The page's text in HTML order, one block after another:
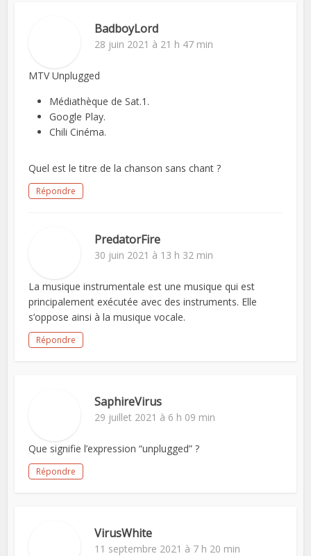
BadboyLord
28 juin 2021 à 21 h 47 min
MTV Unplugged
Médiathèque de Sat.1.
Google Play.
Chili Cinéma.
Quel est le titre de la chanson sans chant ?
Répondre
PredatorFire
30 juin 2021 à 13 h 32 min
La musique instrumentale est une musique qui est
principalement exécutée avec des instruments. Elle
s’oppose ainsi à la musique vocale.
Répondre
SaphireVirus
29 juillet 2021 à 6 h 09 min
Que signifie l’expression “unplugged” ?
Répondre
VirusWhite
11 septembre 2021 à 7 h 20 min